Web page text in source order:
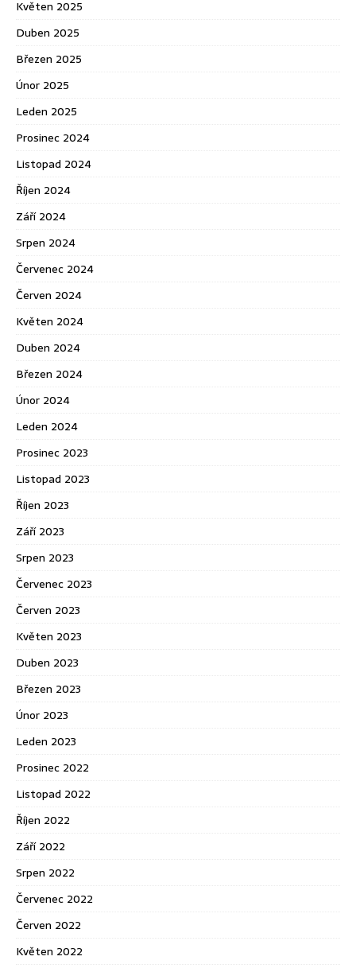
Květen 2025
Duben 2025
Březen 2025
Únor 2025
Leden 2025
Prosinec 2024
Listopad 2024
Říjen 2024
Září 2024
Srpen 2024
Červenec 2024
Červen 2024
Květen 2024
Duben 2024
Březen 2024
Únor 2024
Leden 2024
Prosinec 2023
Listopad 2023
Říjen 2023
Září 2023
Srpen 2023
Červenec 2023
Červen 2023
Květen 2023
Duben 2023
Březen 2023
Únor 2023
Leden 2023
Prosinec 2022
Listopad 2022
Říjen 2022
Září 2022
Srpen 2022
Červenec 2022
Červen 2022
Květen 2022